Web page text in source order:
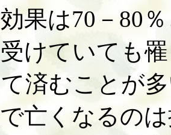
果は70－80
けていても
済むことが
亡くなるの